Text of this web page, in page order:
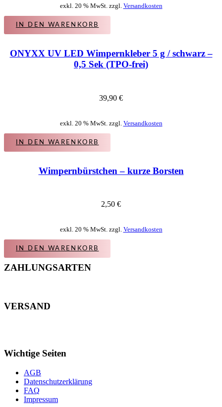
exkl. 20 % MwSt. zzgl. Versandkosten
IN DEN WARENKORB
ONYXX UV LED Wimpernkleber 5 g / schwarz –
0,5 Sek (TPO-frei)
39,90 €
exkl. 20 % MwSt. zzgl. Versandkosten
IN DEN WARENKORB
Wimpernbürstchen – kurze Borsten
2,50 €
exkl. 20 % MwSt. zzgl. Versandkosten
IN DEN WARENKORB
ZAHLUNGSARTEN
VERSAND
Wichtige Seiten
AGB
Datenschutzerklärung
FAQ
Impressum